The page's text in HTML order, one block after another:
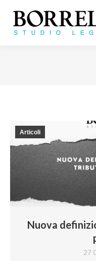
Nuova
27
Articoli